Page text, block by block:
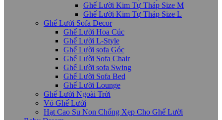
Ghế Lười Kim Tự Tháp Size M
Ghế Lười Kim Tự Tháp Size L
Ghế Lười Sofa Decor
Ghế Lười Hoa Cúc
Ghế Lười L-Style
Ghế Lười sofa Góc
Ghế Lười Sofa Chair
Ghế Lười sofa Swing
Ghế Lười Sofa Bed
Ghế Lười Lounge
Ghế Lười Ngoài Trời
Vỏ Ghế Lười
Hạt Cao Su Non Chống Xẹp Cho Ghế Lười